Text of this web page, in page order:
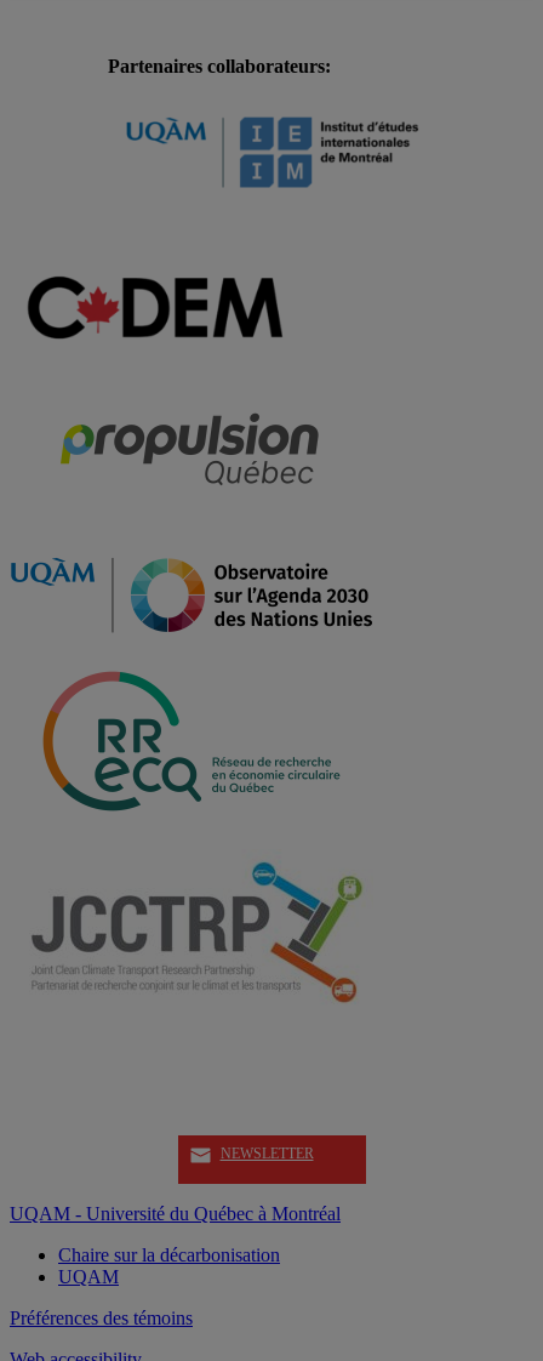
Partenaires collaborateurs:
NEWSLETTER
UQAM - Université du Québec à Montréal
Chaire sur la décarbonisation
UQAM
Préférences des témoins